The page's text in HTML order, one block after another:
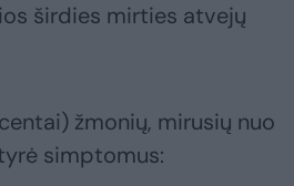
širdies mirties atvejų
žmonių, mirusių nuo
simptomus: